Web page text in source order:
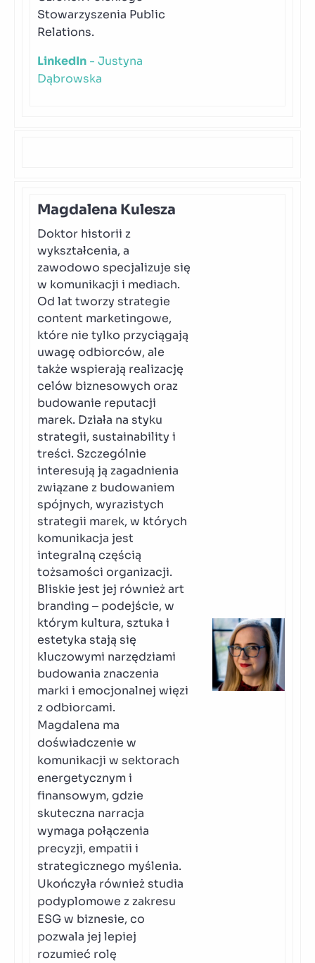
Stowarzyszenia Public
Relations.
LinkedIn - Justyna
Dąbrowska
Magdalena Kulesza
Doktor historii z
wykształcenia, a
zawodowo specjalizuje się
w komunikacji i mediach.
Od lat tworzy strategie
content marketingowe,
które nie tylko przyciągają
uwagę odbiorców, ale
także wspierają realizację
celów biznesowych oraz
budowanie reputacji
marek. Działa na styku
strategii, sustainability i
treści. Szczególnie
interesują ją zagadnienia
związane z budowaniem
spójnych, wyrazistych
strategii marek, w których
komunikacja jest
integralną częścią
tożsamości organizacji.
Bliskie jest jej również art
branding – podejście, w
którym kultura, sztuka i
estetyka stają się
kluczowymi narzędziami
budowania znaczenia
marki i emocjonalnej więzi
z odbiorcami.
Magdalena ma
doświadczenie w
komunikacji w sektorach
energetycznym i
finansowym, gdzie
skuteczna narracja
wymaga połączenia
precyzji, empatii i
strategicznego myślenia.
Ukończyła również studia
podyplomowe z zakresu
ESG w biznesie, co
pozwala jej lepiej
rozumieć rolę